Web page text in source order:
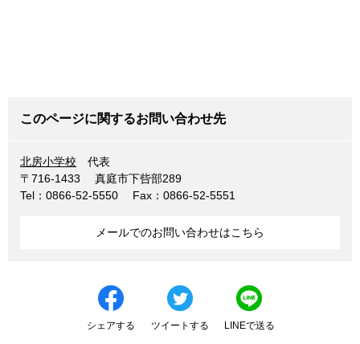
このページに関するお問い合わせ先
北房小学校
代表
〒716-1433
真庭市下呰部289
Tel：0866-52-5550
Fax：0866-52-5551
メールでのお問い合わせはこちら
シェアする ツイートする LINEで送る